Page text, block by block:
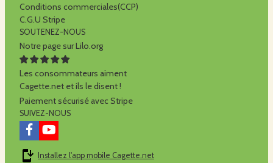
Conditions commerciales(CCP)
C.G.U Stripe
SOUTENEZ-NOUS
Notre page sur Lilo.org
Les consommateurs aiment
Cagette.net et ils le disent !
Paiement sécurisé avec Stripe
SUIVEZ-NOUS
Installez l'app mobile Cagette.net